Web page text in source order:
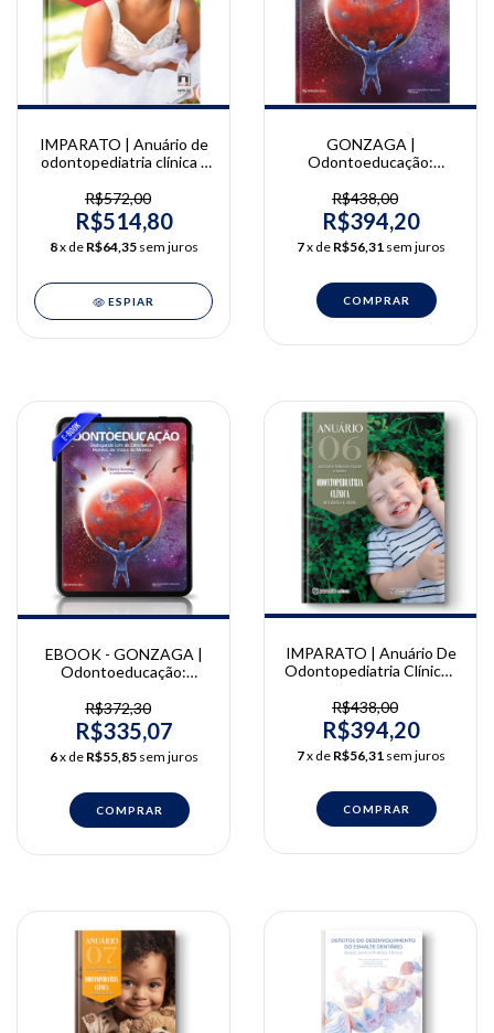
IMPARATO | Anuário de
odontopediatria clínica -
José Carlos Pettorossi
Imparato
R$572,00
R$514,80
8x de R$64,35 sem juros
ESPIAR
GONZAGA |
Odontoeducação:
ciências do homem, da
vida e do mundo | Clarice
Gonzaga
R$438,00
R$394,20
7x de R$56,31 sem juros
EBOOK - GONZAGA |
Odontoeducação:
ciências do homem, da
vida e do mundo | Clarice
Gonzaga
R$372,30
R$335,07
6x de R$55,85 sem juros
IMPARATO | Anuário De
Odontopediatria Clínica -
José Carlos Pettorossi
Imparato
R$438,00
R$394,20
7x de R$56,31 sem juros